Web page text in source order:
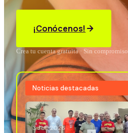
¡Conócenos!
Crea tu cuenta gratuita · Sin compromiso
Noticias destacadas
3 JUL 2026